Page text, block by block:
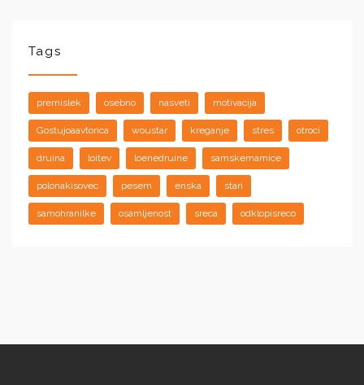
Tags
premislek osebno nasveti motivacija
Gostujoaavtorica woustar kreganje stres otroci
druina loitev loenedruine samskemamice
polonakisovec pesem enska stari
samohranilke osamljenost sreca odklopisreco